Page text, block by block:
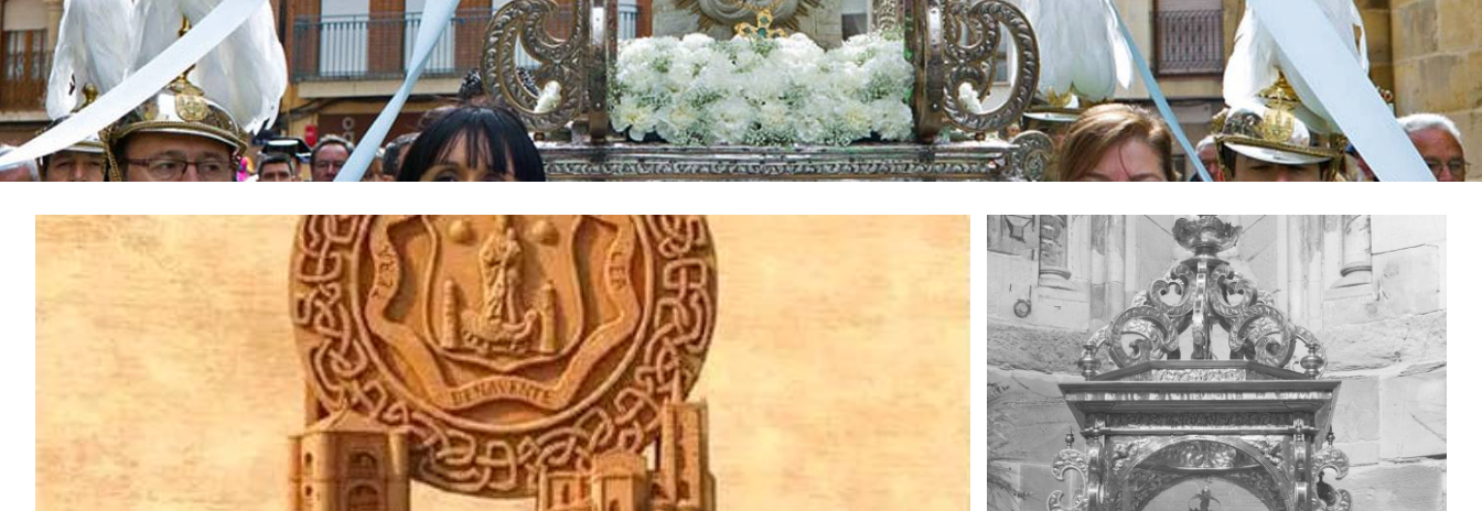
GALERIE
DES
IMAGES